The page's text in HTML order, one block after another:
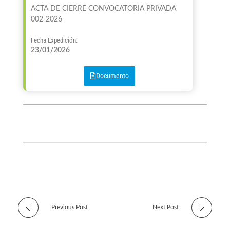
ACTA DE CIERRE CONVOCATORIA PRIVADA
002-2026
Fecha Expedición:
23/01/2026
Documento
Previous Post Next Post